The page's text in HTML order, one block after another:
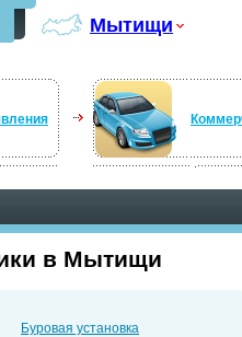
Мытищи
в Мытищи
Буровая установка